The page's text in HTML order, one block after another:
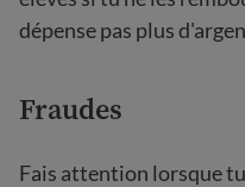
dépense pas plus
Fraudes
Fais attention lorsque